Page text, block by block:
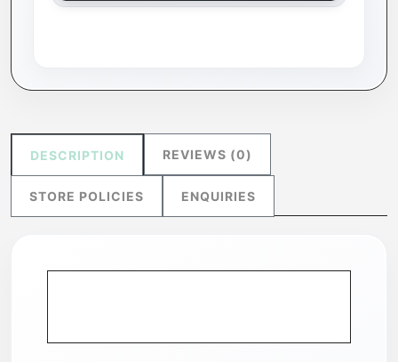
DESCRIPTION REVIEWS (0)
STORE POLICIES ENQUIRIES